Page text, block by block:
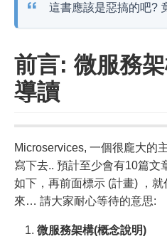
這書應該是惡搞的吧?
前言: 微服務
導讀
Microservices, 一個很龐大的
寫下去.. 預計至少會有10篇文
如下，再前面標示 (計畫) ，
來… 請大家耐心等待的意思:
微服務架構(概念說明)